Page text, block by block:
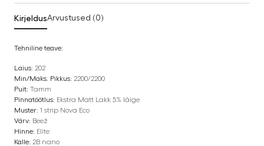
KirjeldusArvustused (0)
Tehniline teave:
Laius: 202
Min/Maks. Pikkus: 2200/2200
Puit: Tamm
Pinnatöötlus: Ekstra Matt Lakk 5% läige
Muster: 1 strip Nova Eco
Värv: Beež
Hinne: Elite
Kalle: 2B nano